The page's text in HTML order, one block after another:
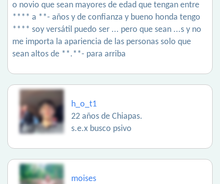
o novio que sean mayores de edad que tengan entre
**** a **- años y de confianza y bueno honda tengo
**** soy versátil puedo ser ... pero que sean ...s y no
me importa la apariencia de las personas solo que
sean altos de **.**- para arriba
h_o_t1
22 años de Chiapas.
s.e.x busco psivo
moises